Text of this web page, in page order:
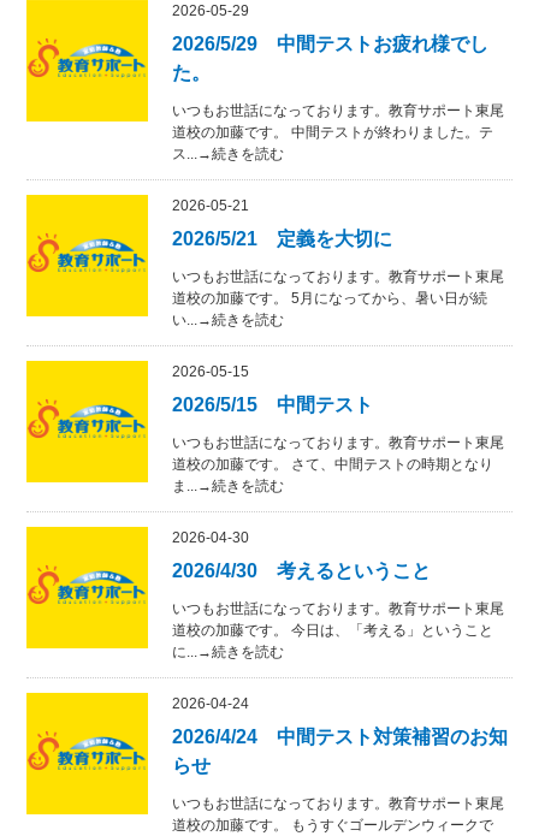
2026-05-29
2026/5/29 中間テストお疲れ様でし
た。
いつもお世話になっております。教育サポート東尾
道校の加藤です。 中間テストが終わりました。テ
ス...→続きを読む
2026-05-21
2026/5/21 定義を大切に
いつもお世話になっております。教育サポート東尾
道校の加藤です。 5月になってから、暑い日が続
い...→続きを読む
2026-05-15
2026/5/15 中間テスト
いつもお世話になっております。教育サポート東尾
道校の加藤です。 さて、中間テストの時期となり
ま...→続きを読む
2026-04-30
2026/4/30 考えるということ
いつもお世話になっております。教育サポート東尾
道校の加藤です。 今日は、「考える」ということ
に...→続きを読む
2026-04-24
2026/4/24 中間テスト対策補習のお知
らせ
いつもお世話になっております。教育サポート東尾
道校の加藤です。 もうすぐゴールデンウィークで